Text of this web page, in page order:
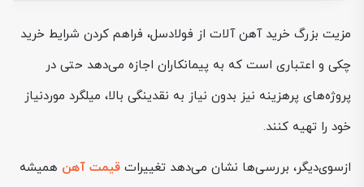
مزیت بزرگ خرید آهن آلات از فولادسل، فراهم کردن شرایط خرید
چکی و اعتباری است که به پیمانکاران اجازه می‌دهد حتی در
پروژه‌های پرهزینه نیز بدون نیاز به نقدینگی بالا، میلگرد موردنیاز
خود را تهیه کنند.
ازسوی‌دیگر، بررسی‌ها نشان می‌دهد تغییرات قیمت آهن همیشه